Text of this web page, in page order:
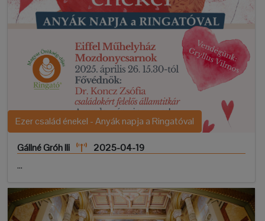
Ezer család énekel - Anyák napja a Ringatóval
Gállné Gróh Ili
2025-04-19
...